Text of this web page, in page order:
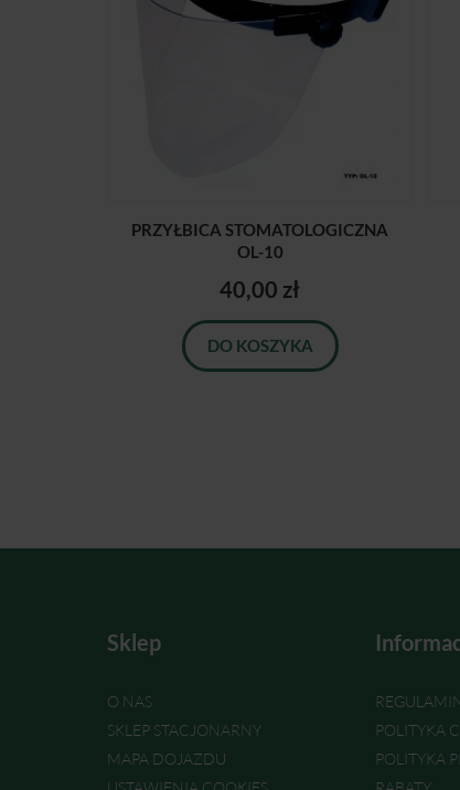
PRZYŁBICA STOMATOLOGICZNA
OL-10
40,00 zł
DO KOSZYKA
Sklep
O NAS
SKLEP STACJONARNY
MAPA DOJAZDU
POLITYKA
POLITYKA